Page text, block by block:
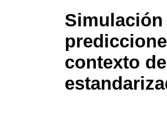
contexto